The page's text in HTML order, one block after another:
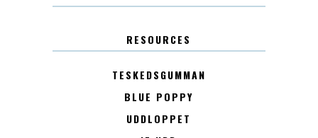
RESOURCES
TESKEDSGUMMAN
BLUE POPPY
UDDLOPPET